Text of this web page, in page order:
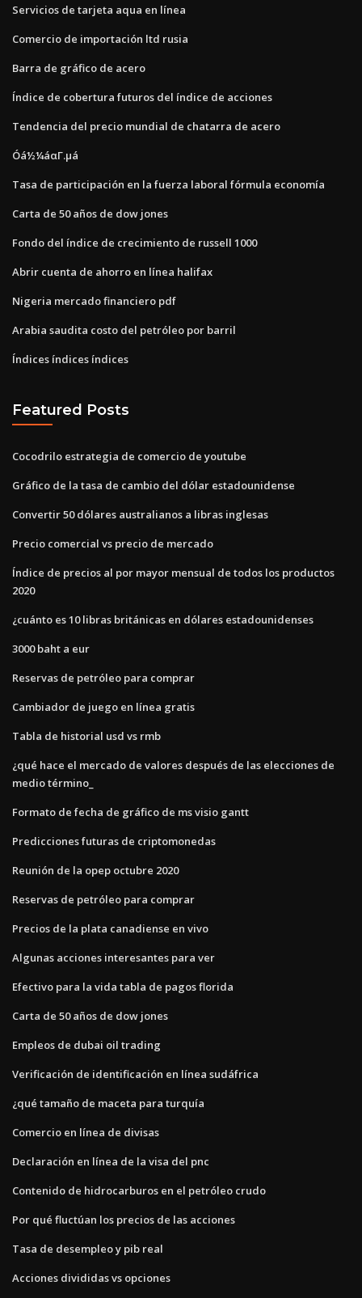
Servicios de tarjeta aqua en línea
Comercio de importación ltd rusia
Barra de gráfico de acero
Índice de cobertura futuros del índice de acciones
Tendencia del precio mundial de chatarra de acero
Óá½¼áαΓ.µá
Tasa de participación en la fuerza laboral fórmula economía
Carta de 50 años de dow jones
Fondo del índice de crecimiento de russell 1000
Abrir cuenta de ahorro en línea halifax
Nigeria mercado financiero pdf
Arabia saudita costo del petróleo por barril
Índices índices índices
Featured Posts
Cocodrilo estrategia de comercio de youtube
Gráfico de la tasa de cambio del dólar estadounidense
Convertir 50 dólares australianos a libras inglesas
Precio comercial vs precio de mercado
Índice de precios al por mayor mensual de todos los productos
2020
¿cuánto es 10 libras británicas en dólares estadounidenses
3000 baht a eur
Reservas de petróleo para comprar
Cambiador de juego en línea gratis
Tabla de historial usd vs rmb
¿qué hace el mercado de valores después de las elecciones de
medio término_
Formato de fecha de gráfico de ms visio gantt
Predicciones futuras de criptomonedas
Reunión de la opep octubre 2020
Reservas de petróleo para comprar
Precios de la plata canadiense en vivo
Algunas acciones interesantes para ver
Efectivo para la vida tabla de pagos florida
Carta de 50 años de dow jones
Empleos de dubai oil trading
Verificación de identificación en línea sudáfrica
¿qué tamaño de maceta para turquía
Comercio en línea de divisas
Declaración en línea de la visa del pnc
Contenido de hidrocarburos en el petróleo crudo
Por qué fluctúan los precios de las acciones
Tasa de desempleo y pib real
Acciones divididas vs opciones